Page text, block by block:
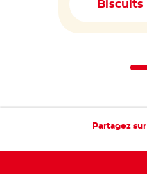
Biscuits
Partagez sur